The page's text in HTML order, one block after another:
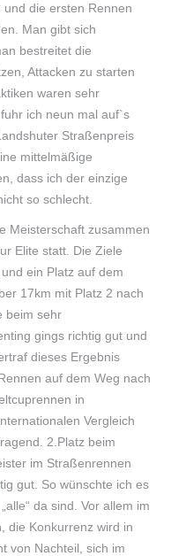
die ersten Rennen
Man gibt sich
bestreitet die
Attacken zu starten
waren sehr
ich neun mal auf`s
Straßenpreis
mittelmäßige
dass ich der einzige
so schlecht.
Meisterschaft zusammen
Elite statt. Die Ziele
ein Platz auf dem
17km mit Platz 2 nach
beim sehr
gings richtig gut und
dieses Ergebnis
auf dem Weg nach
in
Vergleich
2.Platz beim
im Straßenrennen
gut. So wünschte ich es
da sind. Vor allem im
die Konkurrenz wird in
von Nachteil, sich im